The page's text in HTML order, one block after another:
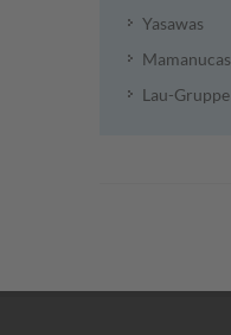
Yasawas
Mamanucas
Lau-Gruppe